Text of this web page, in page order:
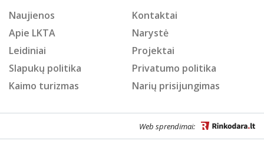
Naujienos
Kontaktai
Apie LKTA
Narystė
Leidiniai
Projektai
Slapukų politika
Privatumo politika
Kaimo turizmas
Narių prisijungimas
Web sprendimai: